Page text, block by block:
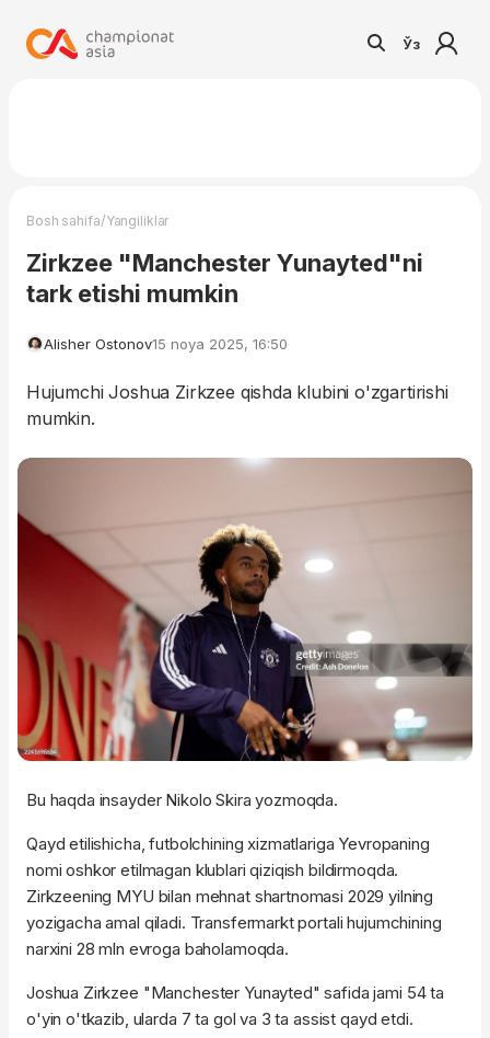
Ўз
Bosh sahifa/Yangiliklar
Zirkzee "Manchester Yunayted"ni
tark etishi mumkin
Alisher Ostonov15 noya 2025, 16:50
Hujumchi Joshua Zirkzee qishda klubini o'zgartirishi
mumkin.
Bu haqda insayder Nikolo Skira yozmoqda.
Qayd etilishicha, futbolchining xizmatlariga Yevropaning
nomi oshkor etilmagan klublari qiziqish bildirmoqda.
Zirkzeening MYU bilan mehnat shartnomasi 2029 yilning
yozigacha amal qiladi. Transfermarkt portali hujumchining
narxini 28 mln evroga baholamoqda.
Joshua Zirkzee "Manchester Yunayted" safida jami 54 ta
o'yin o'tkazib, ularda 7 ta gol va 3 ta assist qayd etdi.